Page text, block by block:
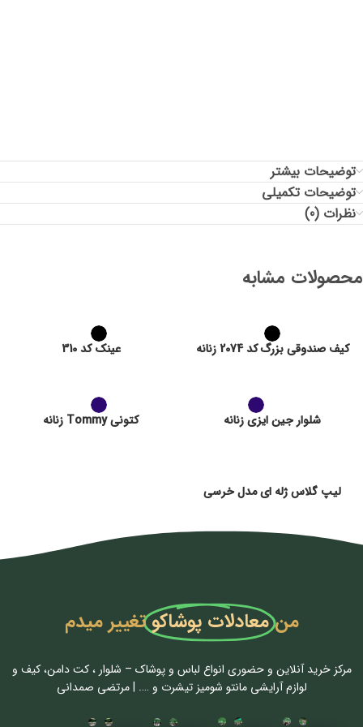
توضیحات بیشتر
توضیحات تکمیلی
نظرات (0)
محصولات مشابه
کیف صندوقی بزرگ کد 2074 زنانه عینک کد 310
شلوار جین ایزی زنانه کتونی Tommy زنانه
لیپ گلاس ژله ای مدل خرسی
منمعادلات پوشاکوتغییر میدم
مرکز خرید آنلاین و حضوری انواع لباس‌ و پوشاک – شلوار ، کت دامن، کیف و
لوازم آرایشی مانتو شومیز تیشرت و …. | مرتضی صمدانی